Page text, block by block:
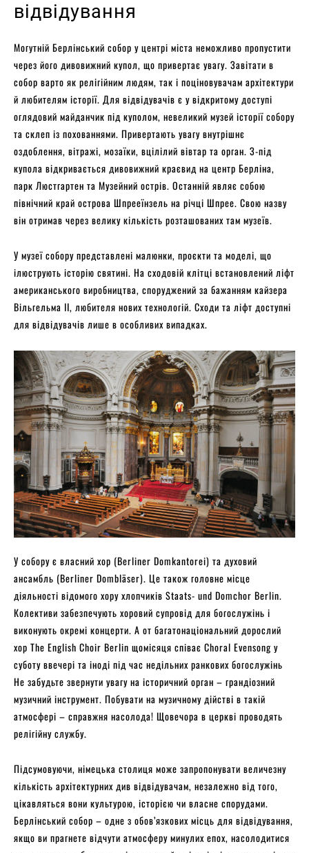
відвідування
Могутній Берлінський собор у центрі міста неможливо пропустити
через його дивовижний купол, що привертає увагу. Завітати в
собор варто як релігійним людям, так і поціновувачам архітектури
й любителям історії. Для відвідувачів є у відкритому доступі
оглядовий майданчик під куполом, невеликий музей історії собору
та склеп із похованнями. Привертають увагу внутрішнє
оздоблення, вітражі, мозаїки, вцілілий вівтар та орган. З-під
купола відкривається дивовижний краєвид на центр Берліна,
парк Люстгартен та Музейний острів. Останній являє собою
північний край острова Шпрееїнзель на річці Шпрее. Свою назву
він отримав через велику кількість розташованих там музеїв.
У музеї собору представлені малюнки, проєкти та моделі, що
ілюструють історію святині. На сходовій клітці встановлений ліфт
американського виробництва, споруджений за бажанням кайзера
Вільгельма II, любителя нових технологій. Сходи та ліфт доступні
для відвідувачів лише в особливих випадках.
У собору є власний хор (Berliner Domkantorei) та духовий
ансамбль (Berliner Dombläser). Це також головне місце
діяльності відомого хору хлопчиків Staats- und Domchor Berlin.
Колективи забезпечують хоровий супровід для богослужінь і
виконують окремі концерти. А от багатонаціональний дорослий
хор The English Choir Berlin щомісяця співає Choral Evensong у
суботу ввечері та іноді під час недільних ранкових богослужінь
Не забудьте звернути увагу на історичний орган – грандіозний
музичний інструмент. Побувати на музичному дійстві в такій
атмосфері – справжня насолода! Щовечора в церкві проводять
релігійну службу.
Підсумовуючи, німецька столиця може запропонувати величезну
кількість архітектурних див відвідувачам, незалежно від того,
цікавляться вони культурою, історією чи власне спорудами.
Берлінський собор – одне з обов’язкових місць для відвідування,
якщо ви прагнете відчути атмосферу минулих епох, насолодитися